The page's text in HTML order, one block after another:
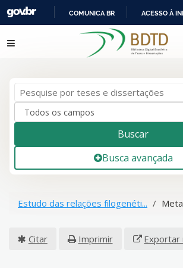
IR
PARA
COMUNICA BR ACESSO À
Pular para o conteúdo
Buscar
Busca avançada
Estudo das relações filogenéti...
Citar Imprimir